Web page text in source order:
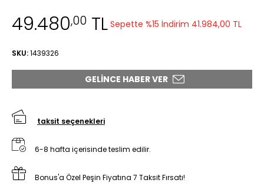
49.480,00 TL Sepette %15 İndirim 41.984,00 TL
SKU:1439326
GELINCE HABER VER
taksit seçenekleri
6-8 hafta içerisinde teslim edilir.
Bonus'a Özel Peşin Fiyatına 7 Taksit Fırsatı!